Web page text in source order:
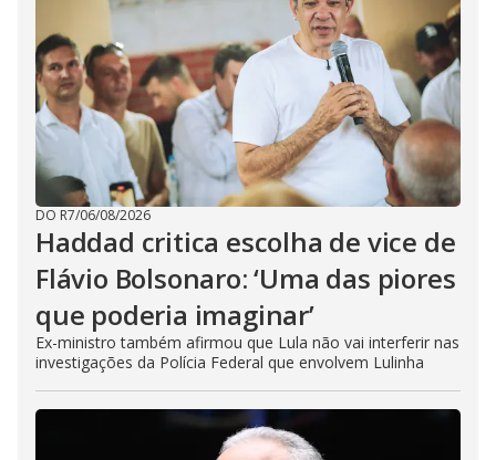
DO R7/06/08/2026
Haddad critica escolha de vice de
Flávio Bolsonaro: ‘Uma das piores
que poderia imaginar’
Ex-ministro também afirmou que Lula não vai interferir nas
investigações da Polícia Federal que envolvem Lulinha